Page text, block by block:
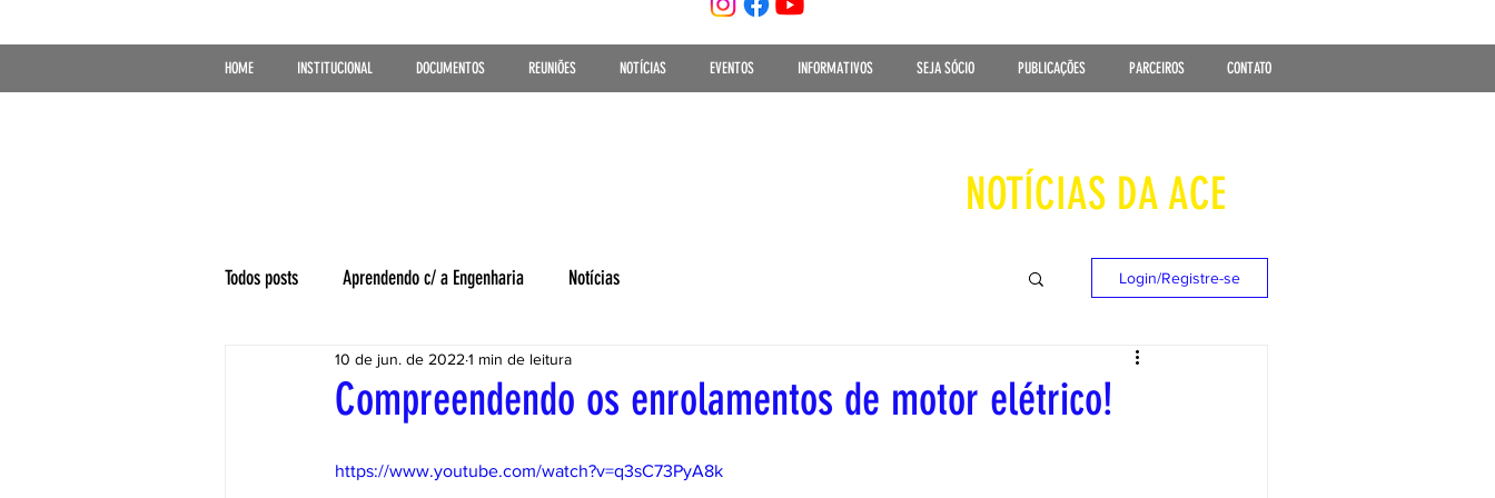
HOME INSTITUCIONAL DOCUMENTOS REUNIÕES NOTÍCIAS EVENTOS INFORMATIVOS SEJA SÓCIO PUBLICAÇÕES PARCEIROS CONTATO
NOTÍCIAS DA ACE
Todos posts Aprendendo c/ a Engenharia Notícias Login/Registre-se
Compreendendo os enrolamentos de motor elétrico!
10 de jun. de 2022 1 min de leitura
https://www.youtube.com/watch?v=q3sC73PyA8k